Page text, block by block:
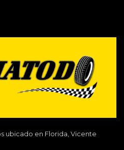
ubicado en Florida, Vicente